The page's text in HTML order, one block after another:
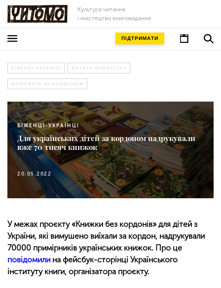
Культура читання
і мистецтво книговидання
ПІДТРИМАТИ
БІЖЕНЦІ-УКРАЇНЦІ ДИТЯЧА ЛІТЕРАТУРА
ДОПОМОГА ЗА КОРДОНОМ
БІЖЕНЦІ-УКРАЇНЦІ
Для українських дітей за кордоном надрукували
вже 70 тисяч книжок
20.05.2022
У межах проєкту «Книжки без кордонів» для дітей з
України, які вимушено виїхали за кордон, надрукували
70000 примірників українських книжок. Про це
повідомили на фейсбук-сторінці Українського
інституту книги, організатора проєкту.